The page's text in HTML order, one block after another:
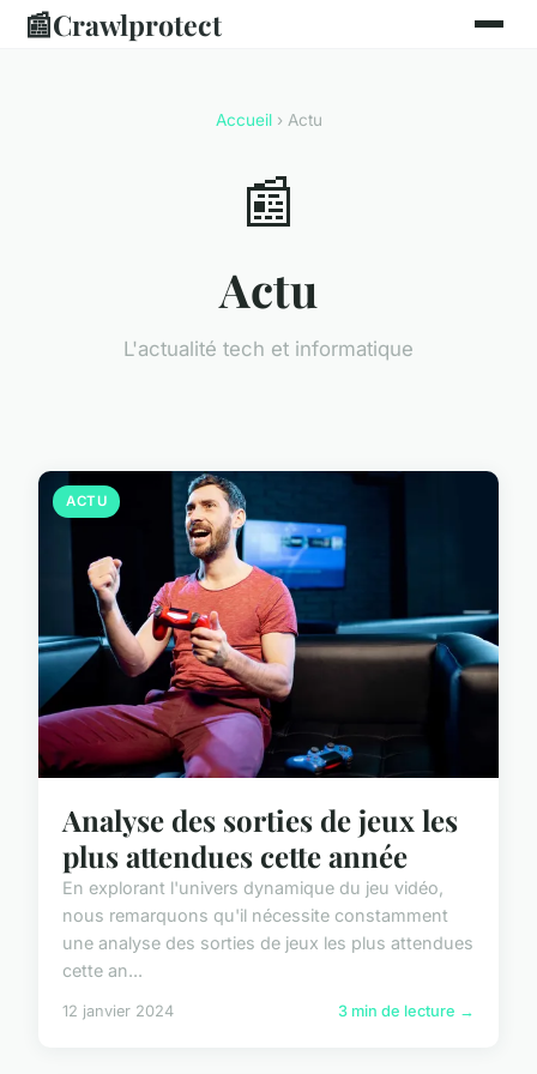
📰Crawlprotect
Accueil› Actu
📰
Actu
L'actualité tech et informatique
ACTU
Analyse des sorties de jeux les
plus attendues cette année
En explorant l'univers dynamique du jeu vidéo,
nous remarquons qu'il nécessite constamment
une analyse des sorties de jeux les plus attendues
cette an...
12 janvier 2024 3 min de lecture →